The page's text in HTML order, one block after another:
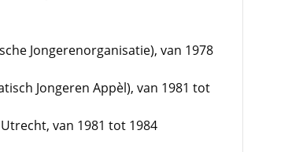
Jongerenorganisatie), van 1978
Jongeren Appèl), van 1981 tot
van 1981 tot 1984